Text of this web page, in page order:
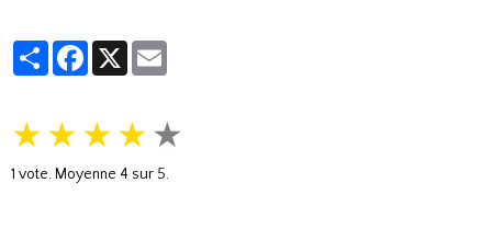
PartagerFacebook
X
★ ★ ★ ★ ★
1 vote. Moyenne 4 sur 5.